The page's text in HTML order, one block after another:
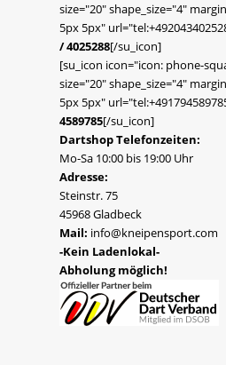
size="20" shape_size="4"
5px 5px"
/ 4025288[/su_icon]
[su_icon icon="icon: phone-
size="20" shape_size="4"
5px 5px"
4589785[/su_icon]
Dartshop Telefonzeiten:
Mo-Sa 10:00 bis 19:00 Uhr
Adresse:
Steinstr. 75
45968 Gladbeck
Mail: info@kneipensport.com
-Kein Ladenlokal-
Abholung möglich!